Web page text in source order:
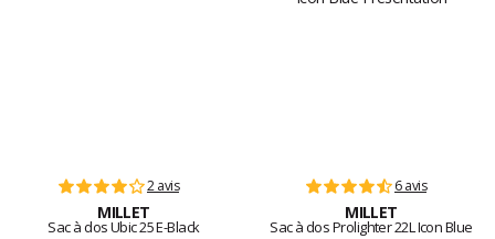
2 avis
MILLET
Sac à dos Ubic 25 E-Black
6 avis
MILLET
Sac à dos Prolighter 22L Icon Blue